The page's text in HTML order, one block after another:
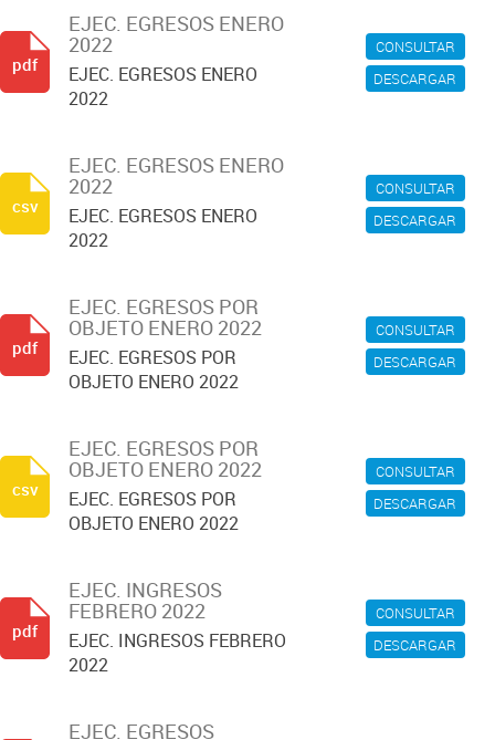
CONSULTAR
DESCARGAR
EJEC. EGRESOS ENERO
2022
EJEC. EGRESOS ENERO
2022
pdf
CONSULTAR
DESCARGAR
EJEC. EGRESOS ENERO
2022
EJEC. EGRESOS ENERO
2022
csv
CONSULTAR
DESCARGAR
EJEC. EGRESOS POR
OBJETO ENERO 2022
EJEC. EGRESOS POR
OBJETO ENERO 2022
pdf
CONSULTAR
DESCARGAR
EJEC. EGRESOS POR
OBJETO ENERO 2022
EJEC. EGRESOS POR
OBJETO ENERO 2022
csv
CONSULTAR
DESCARGAR
EJEC. INGRESOS
FEBRERO 2022
EJEC. INGRESOS FEBRERO
2022
pdf
EJEC. EGRESOS